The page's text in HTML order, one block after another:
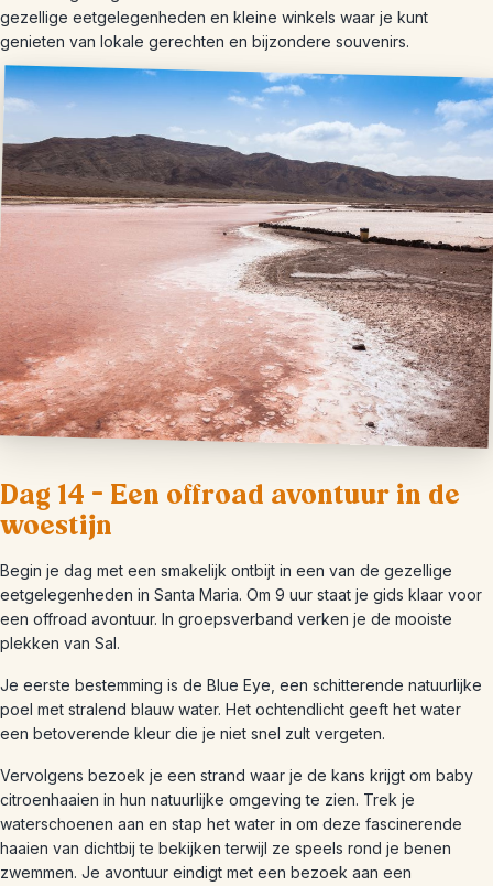
gezellige eetgelegenheden en kleine winkels waar je kunt
genieten van lokale gerechten en bijzondere souvenirs.
Dag 14 – Een offroad avontuur in de
woestijn
Begin je dag met een smakelijk ontbijt in een van de gezellige
eetgelegenheden in Santa Maria. Om 9 uur staat je gids klaar voor
een offroad avontuur. In groepsverband verken je de mooiste
plekken van Sal.
Je eerste bestemming is de Blue Eye, een schitterende natuurlijke
poel met stralend blauw water. Het ochtendlicht geeft het water
een betoverende kleur die je niet snel zult vergeten.
Vervolgens bezoek je een strand waar je de kans krijgt om baby
citroenhaaien in hun natuurlijke omgeving te zien. Trek je
waterschoenen aan en stap het water in om deze fascinerende
haaien van dichtbij te bekijken terwijl ze speels rond je benen
zwemmen. Je avontuur eindigt met een bezoek aan een